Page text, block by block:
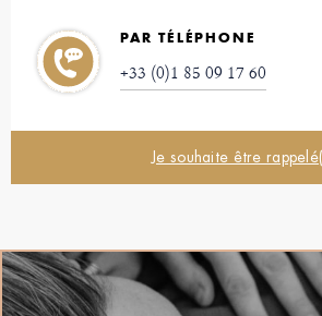
PAR TÉLÉPHONE
+33 (0)1 85 09 17 60
Je souhaite être